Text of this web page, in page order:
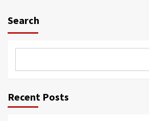
Search
Recent Posts